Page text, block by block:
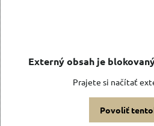
Externý obsah je
Prajete si načítať
Povoliť